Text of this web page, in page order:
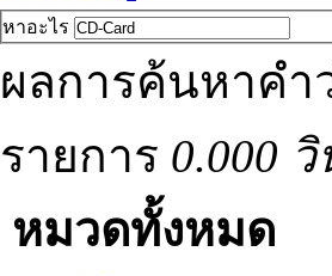
หาอะไร
ผลการค้นหาคำ
รายการ 0.000
หมวดทั้งหมด